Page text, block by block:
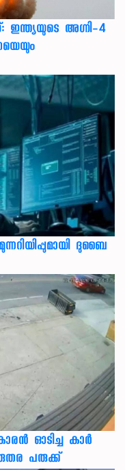
അഗ്നി-4
ദുബൈ
ഓടിച്ച കാര്‍
പരുക്ക്